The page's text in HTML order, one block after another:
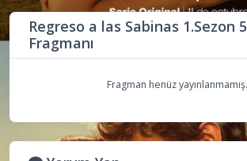
Regreso a las Sabinas 1.Sezon
Fragmanı
Fragman henüz yayınlanmamış.